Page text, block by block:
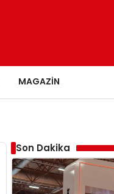
MAGAZIN
Son Dakika